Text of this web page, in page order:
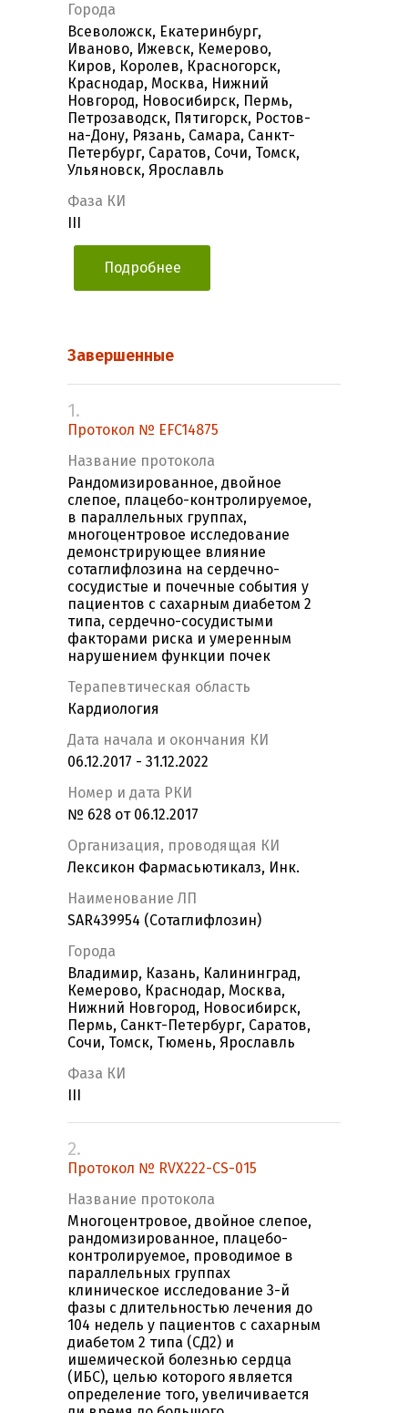
Города
Всеволожск, Екатеринбург,
Иваново, Ижевск, Кемерово,
Киров, Королев, Красногорск,
Краснодар, Москва, Нижний
Новгород, Новосибирск, Пермь,
Петрозаводск, Пятигорск, Ростов-
на-Дону, Рязань, Самара, Санкт-
Петербург, Саратов, Сочи, Томск,
Ульяновск, Ярославль
Фаза КИ
Подробнее
Завершенные
1.
Протокол № EFC14875
Название протокола
Рандомизированное, двойное
слепое, плацебо-контролируемое,
в параллельных группах,
многоцентровое исследование
демонстрирующее влияние
сотаглифлозина на сердечно-
сосудистые и почечные события у
пациентов с сахарным диабетом 2
типа, сердечно-сосудистыми
факторами риска и умеренным
нарушением функции почек
Терапевтическая область
Кардиология
Дата начала и окончания КИ
06.12.2017 - 31.12.2022
Номер и дата РКИ
№ 628 от 06.12.2017
Организация, проводящая КИ
Лексикон Фармасьютикалз, Инк.
Наименование ЛП
SAR439954 (Сотаглифлозин)
Города
Владимир, Казань, Калининград,
Кемерово, Краснодар, Москва,
Нижний Новгород, Новосибирск,
Пермь, Санкт-Петербург, Саратов,
Сочи, Томск, Тюмень, Ярославль
Фаза КИ
2.
Протокол № RVX222-CS-015
Название протокола
Многоцентровое, двойное слепое,
рандомизированное, плацебо-
контролируемое, проводимое в
параллельных группах
клиническое исследование 3-й
фазы с длительностью лечения до
104 недель у пациентов с сахарным
диабетом 2 типа (СД2) и
ишемической болезнью сердца
(ИБС), целью которого является
определение того, увеличивается